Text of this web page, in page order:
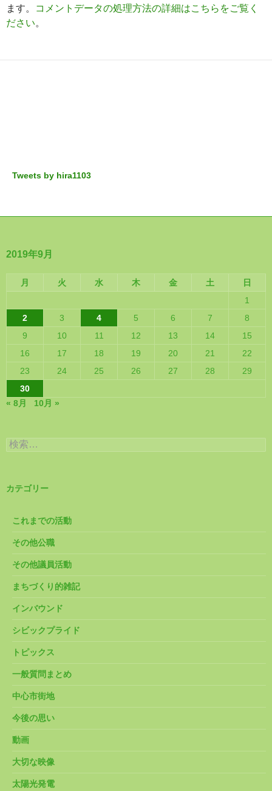
ます。
コメントデータの処理方法の詳細はこちらをご覧く
ださい。
Tweets by hira1103
2019年9月
月 火 水 木 金 土
日
1
2
3 4 5 6 7
8
9
10 11 12 13 14
15
16
17 18 19 20 21
22
23
24 25 26 27 28
29
30
« 8月
10月 »
検
索:
カテゴリー
これまでの活動
その他公職
その他議員活動
まちづくり的雑記
インバウンド
シビックプライド
トピックス
一般質問まとめ
中心市街地
今後の思い
動画
大切な映像
太陽光発電